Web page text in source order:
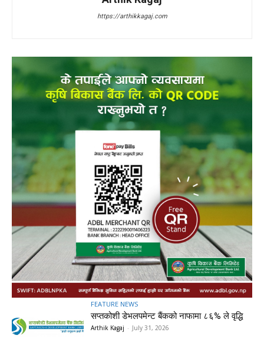
https://arthikkagaj.com
FEATURE NEWS
सप्तकोशी डेभलपमेन्ट बैंकको नाफामा ८६% ले वृद्धि
Arthik Kagaj - July 31, 2026